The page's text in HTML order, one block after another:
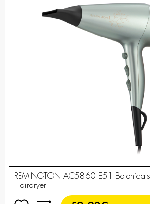
REMINGTON AC5860 E51 Botanicals
Hairdryer